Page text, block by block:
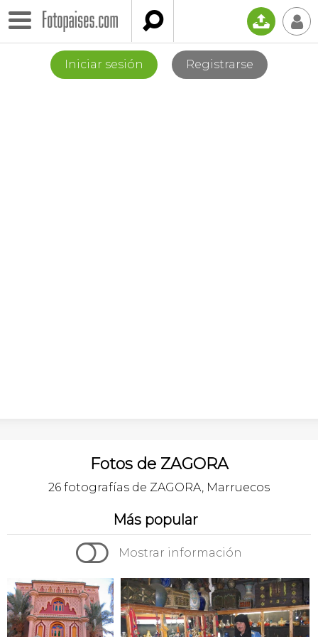
 📤 👤
Iniciar sesión Registrarse
Fotos de ZAGORA
26 fotografías de ZAGORA, Marruecos
Más popular
 Mostrar información